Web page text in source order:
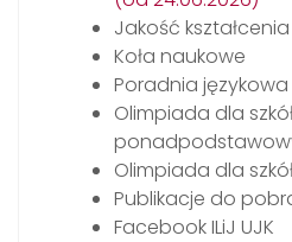
Jakość kształcenia
Koła naukowe
Poradnia językowa
Olimpiada dla
Olimpiada dla
Publikacje do
Facebook ILiJ UJK